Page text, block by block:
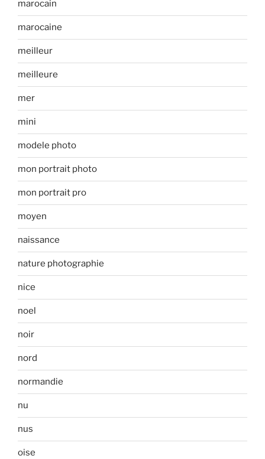
marocain
marocaine
meilleur
meilleure
mer
mini
modele photo
mon portrait photo
mon portrait pro
moyen
naissance
nature photographie
nice
noel
noir
nord
normandie
nu
nus
oise